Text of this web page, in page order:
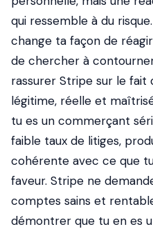
qui ressemble à du
change ta façon de
de chercher à
rassurer Stripe sur le
légitime, réelle et
tu es un commerçant
faible taux de litiges,
cohérente avec ce que
faveur. Stripe ne
comptes sains et
démontrer que tu en es